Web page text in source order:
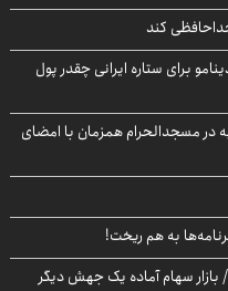
کند
برای ستاره ایرانی چقدر پول
در مسجدالحرام همزمان با امضای
به هم ریخت!
پیش‌بینی بورس فردا شنبه ۱۷ مرداد ۱۴۰۵/ بازار سهام آماده یک جهش دیگر